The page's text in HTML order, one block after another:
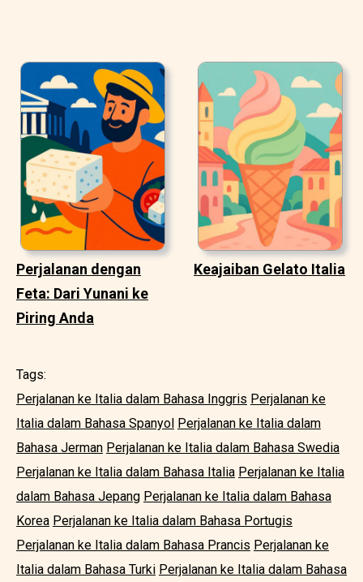
Perjalanan dengan
Feta: Dari Yunani ke
Piring Anda
Keajaiban Gelato Italia
Tags:
Perjalanan ke Italia dalam Bahasa Inggris Perjalanan ke
Italia dalam Bahasa Spanyol Perjalanan ke Italia dalam
Bahasa Jerman Perjalanan ke Italia dalam Bahasa Swedia
Perjalanan ke Italia dalam Bahasa Italia Perjalanan ke Italia
dalam Bahasa Jepang Perjalanan ke Italia dalam Bahasa
Korea Perjalanan ke Italia dalam Bahasa Portugis
Perjalanan ke Italia dalam Bahasa Prancis Perjalanan ke
Italia dalam Bahasa Turki Perjalanan ke Italia dalam Bahasa